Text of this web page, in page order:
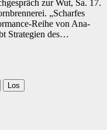
zur Wut, Sa. 17.
„Scharfes
Reihe von Ana-
Strategien des…